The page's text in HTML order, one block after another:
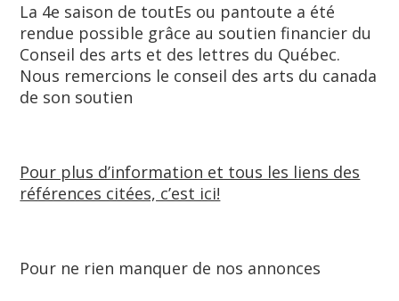
La 4e saison de toutEs ou pantoute a été
rendue possible grâce au soutien financier du
Conseil des arts et des lettres du Québec.
Nous remercions le conseil des arts du canada
de son soutien
Pour plus d’information et tous les liens des
références citées, c’est ici!
Pour ne rien manquer de nos annonces